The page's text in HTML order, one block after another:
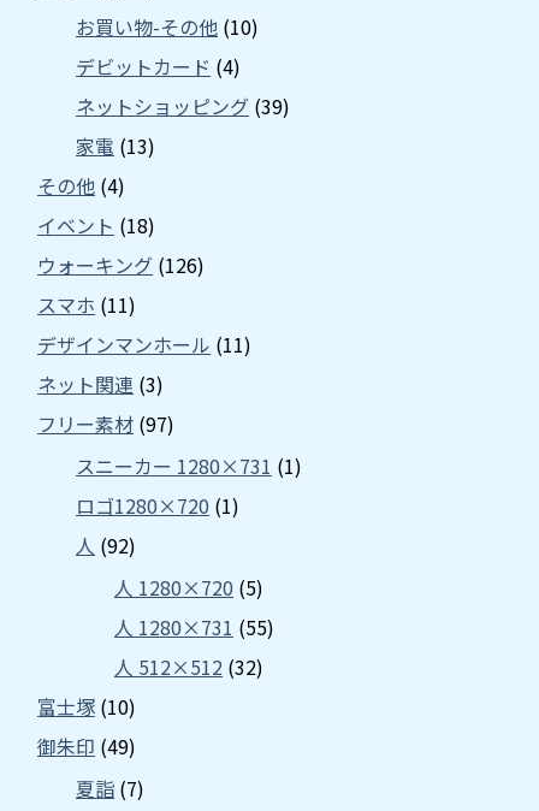
お買い物-その他 (10)
デビットカード (4)
ネットショッピング (39)
家電 (13)
その他 (4)
イベント (18)
ウォーキング (126)
スマホ (11)
デザインマンホール (11)
ネット関連 (3)
フリー素材 (97)
スニーカー 1280×731 (1)
ロゴ1280×720 (1)
人 (92)
人 1280×720 (5)
人 1280×731 (55)
人 512×512 (32)
富士塚 (10)
御朱印 (49)
夏詣 (7)